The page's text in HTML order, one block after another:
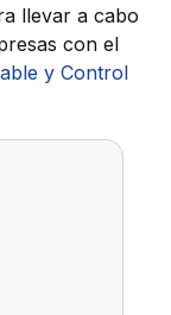
llevar a cabo
con el
y Control